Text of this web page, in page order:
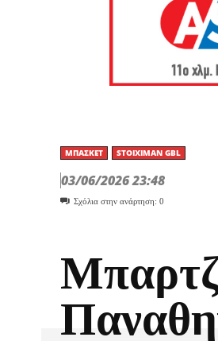
ΜΠΆΣΚΕΤ STOIXIMAN GBL
03/06/2026 23:48
Σχόλια στην ανάρτηση: 0